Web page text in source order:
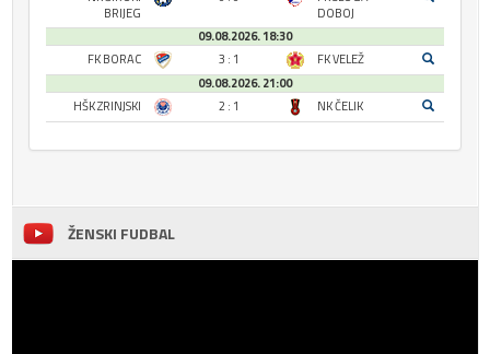
BRIJEG
DOBOJ
09.08.2026. 18:30
FK BORAC
3 : 1
FK VELEŽ
09.08.2026. 21:00
HŠK ZRINJSKI
2 : 1 NK ČELIK
ŽENSKI FUDBAL